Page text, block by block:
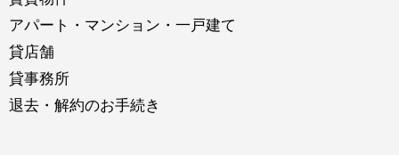
アパート・マンション・一戸建て
貸店舗
貸事務所
退去・解約のお手続き